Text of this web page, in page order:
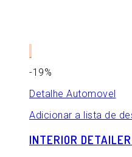
-19%
Detalhe Automovel
Adicionar a lista de
INTERIOR